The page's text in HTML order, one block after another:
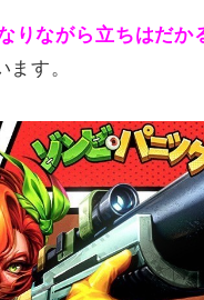
りながら立ちはだか
す。